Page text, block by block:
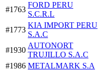
#1763
FORD PERU
S.C.R.L
#1773
KIA IMPORT PERU
S.A.C
#1930
AUTONORT
TRUJILLO S.A.C
#1986 METALMARK S.A